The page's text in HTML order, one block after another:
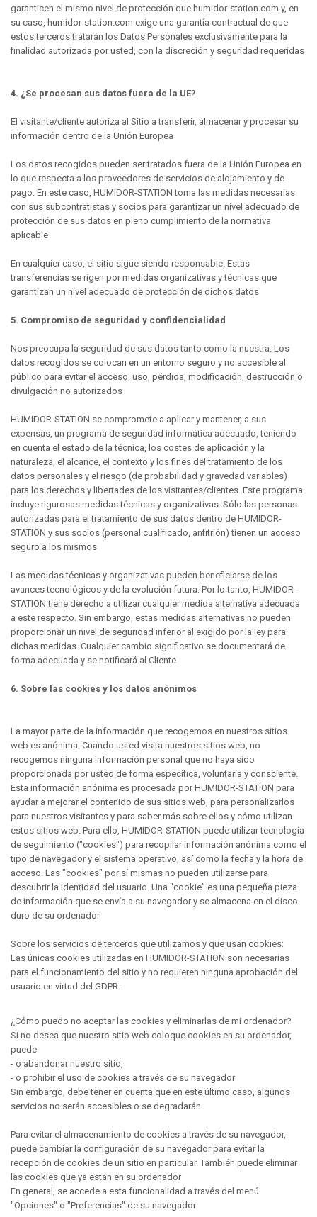
garanticen el mismo nivel de protección que humidor-station.com y, en
su caso, humidor-station.com exige una garantía contractual de que
estos terceros tratarán los Datos Personales exclusivamente para la
finalidad autorizada por usted, con la discreción y seguridad requeridas
4. ¿Se procesan sus datos fuera de la UE?
El visitante/cliente autoriza al Sitio a transferir, almacenar y procesar su
información dentro de la Unión Europea
Los datos recogidos pueden ser tratados fuera de la Unión Europea en
lo que respecta a los proveedores de servicios de alojamiento y de
pago. En este caso, HUMIDOR-STATION toma las medidas necesarias
con sus subcontratistas y socios para garantizar un nivel adecuado de
protección de sus datos en pleno cumplimiento de la normativa
aplicable
En cualquier caso, el sitio sigue siendo responsable. Estas
transferencias se rigen por medidas organizativas y técnicas que
garantizan un nivel adecuado de protección de dichos datos
5. Compromiso de seguridad y confidencialidad
Nos preocupa la seguridad de sus datos tanto como la nuestra. Los
datos recogidos se colocan en un entorno seguro y no accesible al
público para evitar el acceso, uso, pérdida, modificación, destrucción o
divulgación no autorizados
HUMIDOR-STATION se compromete a aplicar y mantener, a sus
expensas, un programa de seguridad informática adecuado, teniendo
en cuenta el estado de la técnica, los costes de aplicación y la
naturaleza, el alcance, el contexto y los fines del tratamiento de los
datos personales y el riesgo (de probabilidad y gravedad variables)
para los derechos y libertades de los visitantes/clientes. Este programa
incluye rigurosas medidas técnicas y organizativas. Sólo las personas
autorizadas para el tratamiento de sus datos dentro de HUMIDOR-
STATION y sus socios (personal cualificado, anfitrión) tienen un acceso
seguro a los mismos
Las medidas técnicas y organizativas pueden beneficiarse de los
avances tecnológicos y de la evolución futura. Por lo tanto, HUMIDOR-
STATION tiene derecho a utilizar cualquier medida alternativa adecuada
a este respecto. Sin embargo, estas medidas alternativas no pueden
proporcionar un nivel de seguridad inferior al exigido por la ley para
dichas medidas. Cualquier cambio significativo se documentará de
forma adecuada y se notificará al Cliente
6. Sobre las cookies y los datos anónimos
La mayor parte de la información que recogemos en nuestros sitios
web es anónima. Cuando usted visita nuestros sitios web, no
recogemos ninguna información personal que no haya sido
proporcionada por usted de forma específica, voluntaria y consciente.
Esta información anónima es procesada por HUMIDOR-STATION para
ayudar a mejorar el contenido de sus sitios web, para personalizarlos
para nuestros visitantes y para saber más sobre ellos y cómo utilizan
estos sitios web. Para ello, HUMIDOR-STATION puede utilizar tecnología
de seguimiento ("cookies") para recopilar información anónima como el
tipo de navegador y el sistema operativo, así como la fecha y la hora de
acceso. Las "cookies" por sí mismas no pueden utilizarse para
descubrir la identidad del usuario. Una "cookie" es una pequeña pieza
de información que se envía a su navegador y se almacena en el disco
duro de su ordenador
Sobre los servicios de terceros que utilizamos y que usan cookies:
Las únicas cookies utilizadas en HUMIDOR-STATION son necesarias
para el funcionamiento del sitio y no requieren ninguna aprobación del
usuario en virtud del GDPR.
¿Cómo puedo no aceptar las cookies y eliminarlas de mi ordenador?
Si no desea que nuestro sitio web coloque cookies en su ordenador,
puede
- o abandonar nuestro sitio,
- o prohibir el uso de cookies a través de su navegador
Sin embargo, debe tener en cuenta que en este último caso, algunos
servicios no serán accesibles o se degradarán
Para evitar el almacenamiento de cookies a través de su navegador,
puede cambiar la configuración de su navegador para evitar la
recepción de cookies de un sitio en particular. También puede eliminar
las cookies que ya están en su ordenador
En general, se accede a esta funcionalidad a través del menú
"Opciones" o "Preferencias" de su navegador